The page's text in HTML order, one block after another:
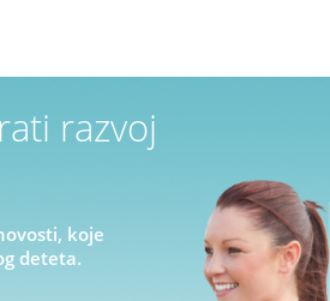
razvoj
koje
deteta.